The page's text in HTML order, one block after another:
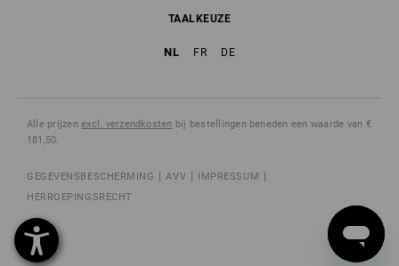
TAALKEUZE
NL FR DE
Alle prijzenexcl. verzendkosten bij bestellingen beneden een waarde van €
181,50.
GEGEVENSBESCHERMING AVV
IMPRESSUM
HERROEPINGSRECHT